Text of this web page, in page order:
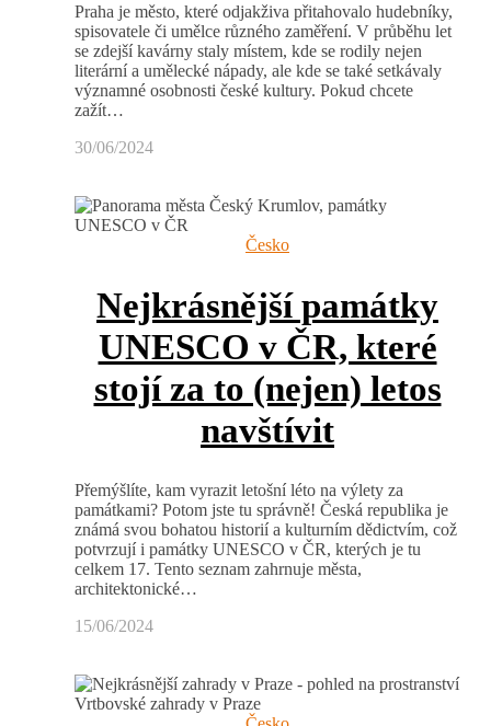
Praha je město, které odjakživa přitahovalo hudebníky,
spisovatele či umělce různého zaměření. V průběhu let
se zdejší kavárny staly místem, kde se rodily nejen
literární a umělecké nápady, ale kde se také setkávaly
významné osobnosti české kultury. Pokud chcete
zažít…
30/06/2024
Česko
Nejkrásnější památky
UNESCO v ČR, které
stojí za to (nejen) letos
navštívit
Přemýšlíte, kam vyrazit letošní léto na výlety za
památkami? Potom jste tu správně! Česká republika je
známá svou bohatou historií a kulturním dědictvím, což
potvrzují i památky UNESCO v ČR, kterých je tu
celkem 17. Tento seznam zahrnuje města,
architektonické…
15/06/2024